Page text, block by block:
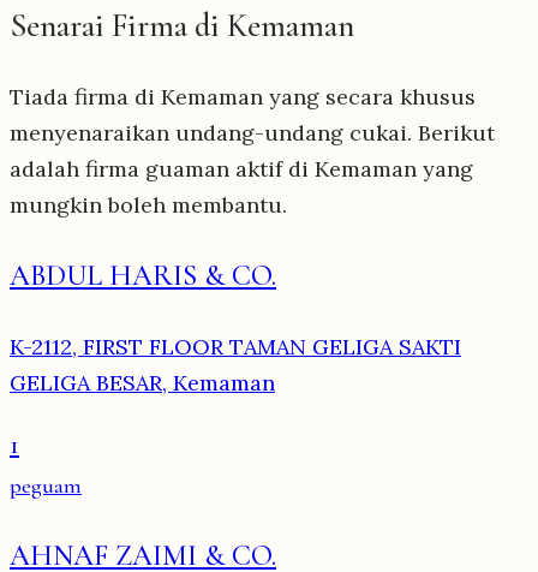
Senarai Firma di Kemaman
Tiada firma di Kemaman yang secara khusus
menyenaraikan undang-undang cukai. Berikut
adalah firma guaman aktif di Kemaman yang
mungkin boleh membantu.
ABDUL HARIS & CO.
K-2112, FIRST FLOOR TAMAN GELIGA SAKTI
GELIGA BESAR, Kemaman
1
peguam
AHNAF ZAIMI & CO.